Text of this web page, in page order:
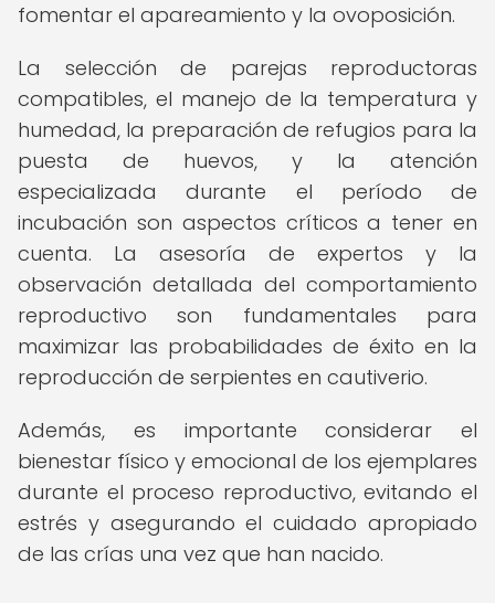
fomentar el apareamiento y la ovoposición.
La selección de parejas reproductoras
compatibles, el manejo de la temperatura y
humedad, la preparación de refugios para la
puesta de huevos, y la atención
especializada durante el período de
incubación son aspectos críticos a tener en
cuenta. La asesoría de expertos y la
observación detallada del comportamiento
reproductivo son fundamentales para
maximizar las probabilidades de éxito en la
reproducción de serpientes en cautiverio.
Además, es importante considerar el
bienestar físico y emocional de los ejemplares
durante el proceso reproductivo, evitando el
estrés y asegurando el cuidado apropiado
de las crías una vez que han nacido.